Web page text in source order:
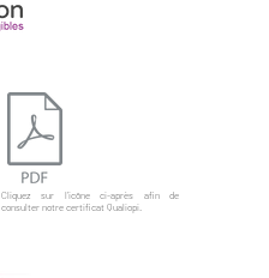
Cliquez sur l'icône ci-après afin de
consulter notre certificat Qualiopi.